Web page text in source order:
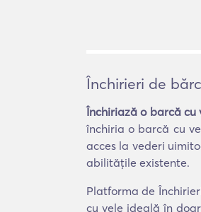
Închirieri de
Închiriază o barcă cu
închiria o barcă cu
acces la vederi
abilitățile existente.
Platforma de
cu vele ideală în